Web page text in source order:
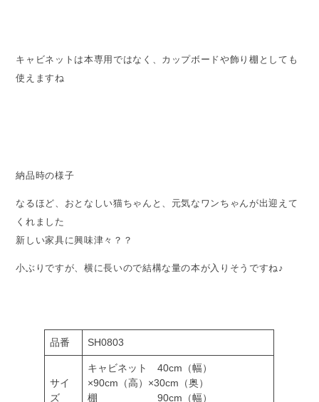
キャビネットは本専用ではなく、カップボードや飾り棚としても
使えますね
納品時の様子
なるほど、おとなしい猫ちゃんと、元気なワンちゃんが出迎えて
くれました
新しい家具に興味津々？？
小ぶりですが、横に長いので結構な量の本が入りそうですね♪
品番 SH0803
サイ
ズ
キャビネット 40cm（幅）
×90cm（高）×30cm（奥）
棚 90cm（幅）